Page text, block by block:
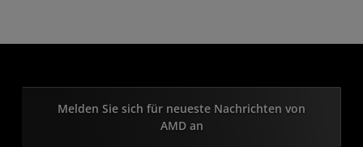
Melden Sie sich für neueste Nachrichten von
AMD an